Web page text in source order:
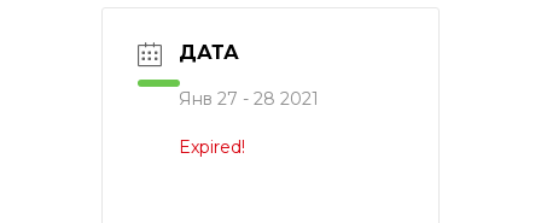
ДАТА
Янв 27 - 28 2021
Expired!